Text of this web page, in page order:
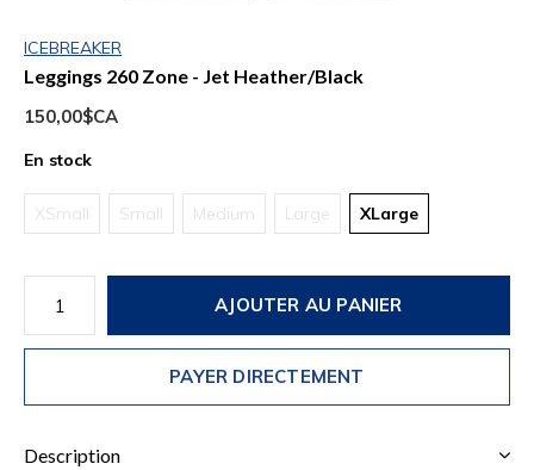
ICEBREAKER
Leggings 260 Zone - Jet Heather/Black
150,00$CA
En stock
XSmall Small Medium Large XLarge
AJOUTER AU PANIER
PAYER DIRECTEMENT
Description